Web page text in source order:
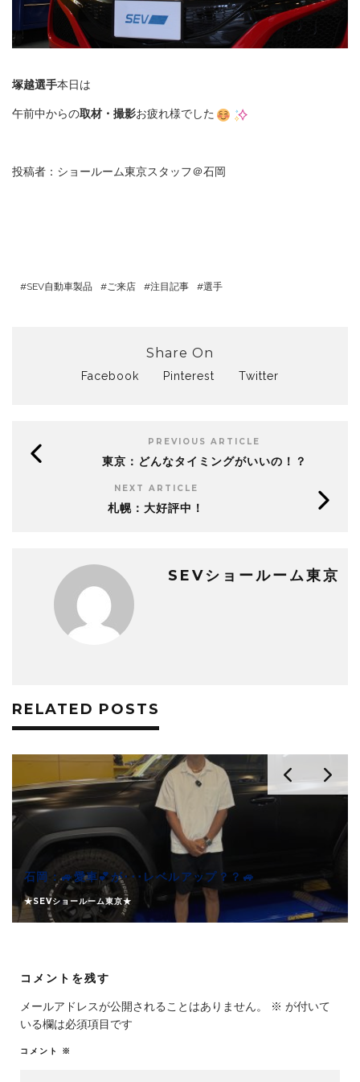
塚越選手本日は
午前中からの取材・撮影お疲れ様でした
投稿者：ショールーム東京スタッフ＠石岡
SEV自動車製品 ご来店 注目記事 選手
Share On
Facebook Pinterest Twitter
PREVIOUS ARTICLE
東京：どんなタイミングがいいの！？
NEXT ARTICLE
札幌：大好評中！
SEVショールーム東京
RELATED POSTS
石岡：🚙愛車💕が･･･レベルアップ？？🚙
★SEVショールーム東京★
コメントを残す
メールアドレスが公開されることはありません。 ※ が付いて
いる欄は必須項目です
コメント ※